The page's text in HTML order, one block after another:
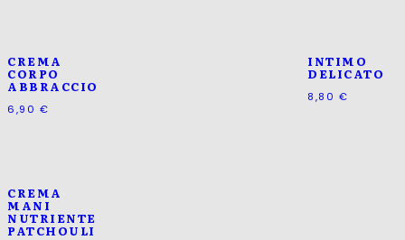
CREMA
CORPO
ABBRACCIO
6,90 €
INTIMO
DELICATO
8,80 €
CREMA
MANI
NUTRIENTE
PATCHOULI